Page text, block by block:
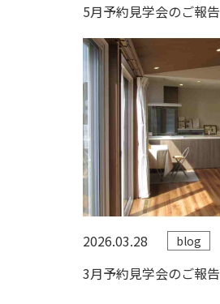
5月予約見学会のご報告
2026.03.28 blog
3月予約見学会のご報告